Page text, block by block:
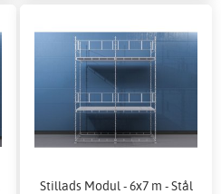
Stillads Modul - 6x7 m - Stål